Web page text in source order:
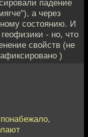
падение
а через
состоянию. И
- но, что
свойств (не
)